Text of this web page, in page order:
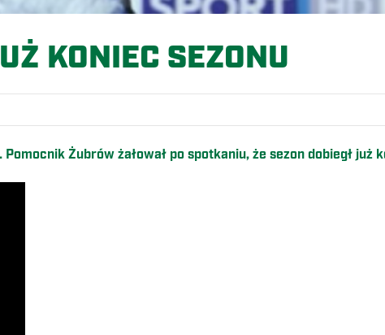
KONIEC SEZONU
Żubrów żałował po spotkaniu, że sezon dobiegł już